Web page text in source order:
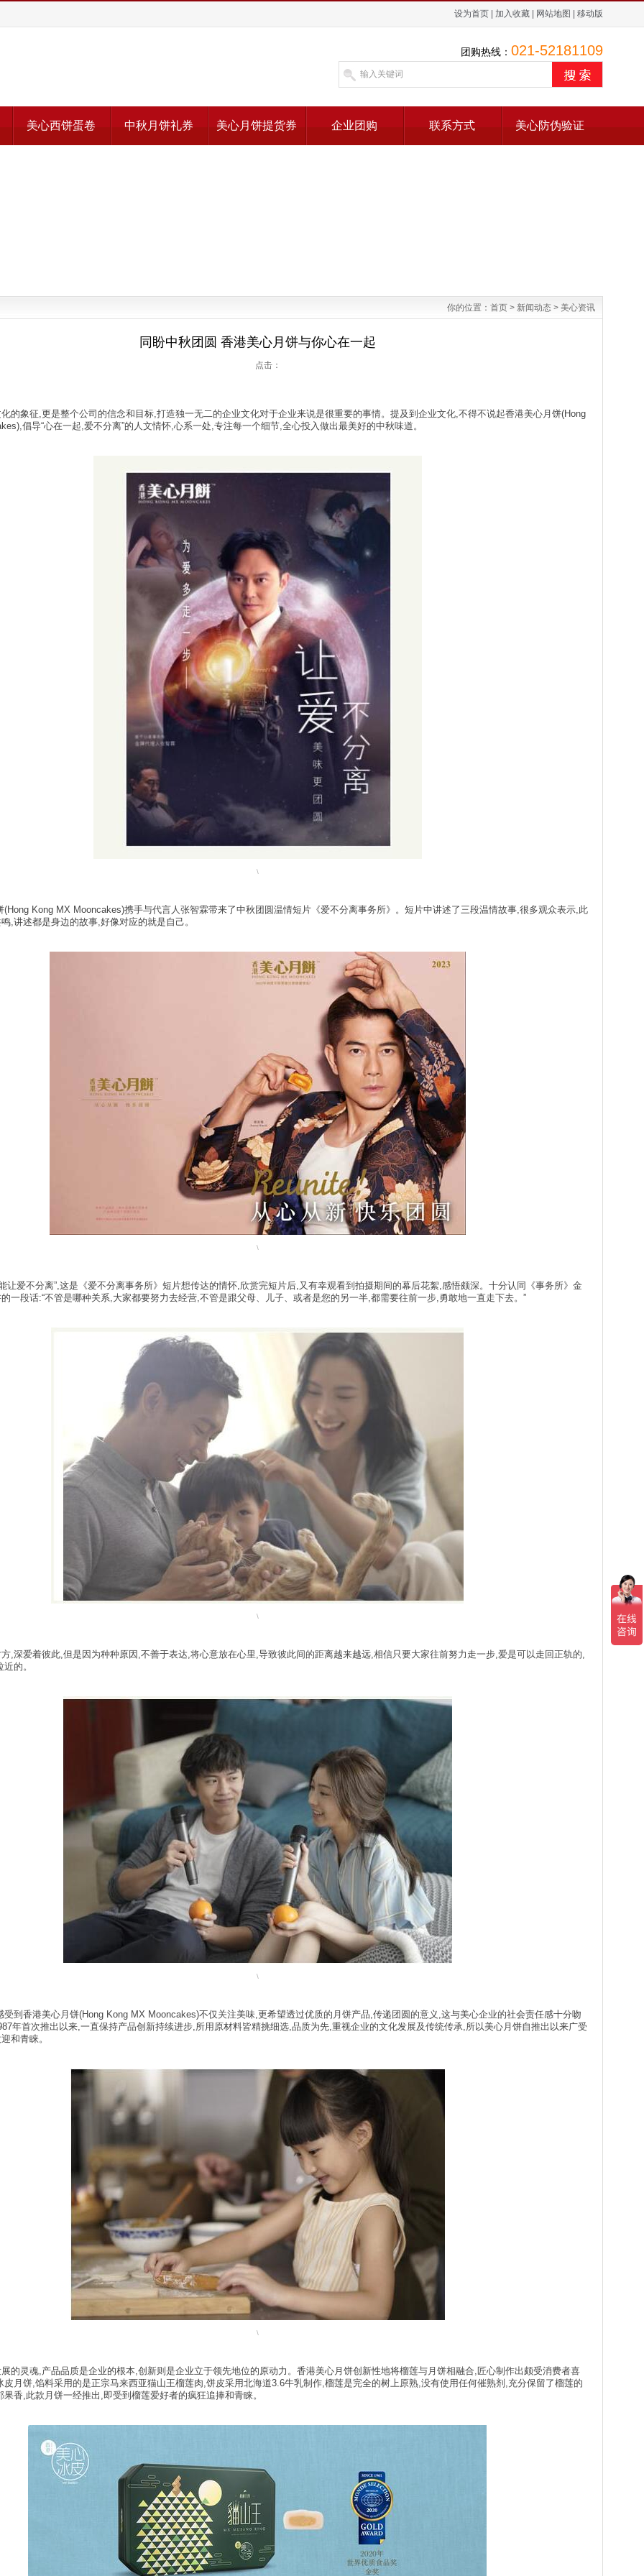
设为首页 加入收藏 网站地图 移动版
团购热线： 021-52181109
美心西饼蛋卷 中秋月饼礼券 美心月饼提货券 企业团购 联系方式 美心防伪验证
你的位置： 首页 > 新闻动态 > 美心资讯
同盼中秋团圆 香港美心月饼与你心在一起
点击：
的象征,更是整个公司的信念和目标,打造独一无二的企业文化对于企业来说是很重要的事情。提及到企业文化,不得不说起香港美心月饼(Hong
倡导“心在一起,爱不分离”的人文情怀,心系一处,专注每一个细节,全心投入做出最美好的中秋味道。
\
(Hong Kong MX Mooncakes)携手与代言人张智霖带来了中秋团圆温情短片《爱不分离事务所》。短片中讲述了三段温情故事,很多观众表示,此
,讲述都是身边的故事,好像对应的就是自己。
\
让爱不分离”,这是《爱不分离事务所》短片想传达的情怀,欣赏完短片后,又有幸观看到拍摄期间的幕后花絮,感悟颇深。十分认同《事务所》金
一段话:“不管是哪种关系,大家都要努力去经营,不管是跟父母、儿子、或者是您的另一半,都需要往前一步,勇敢地一直走下去。”
\
,深爱着彼此,但是因为种种原因,不善于表达,将心意放在心里,导致彼此间的距离越来越远,相信只要大家往前努力走一步,爱是可以走回正轨的,
的。
\
受到香港美心月饼(Hong Kong MX Mooncakes)不仅关注美味,更希望透过优质的月饼产品,传递团圆的意义,这与美心企业的社会责任感十分吻
年首次推出以来,一直保持产品创新持续进步,所用原材料皆精挑细选,品质为先,重视企业的文化发展及传统传承,所以美心月饼自推出以来广受
和青睐。
\
的灵魂,产品品质是企业的根本,创新则是企业立于领先地位的原动力。香港美心月饼创新性地将榴莲与月饼相融合,匠心制作出颇受消费者喜
皮月饼,馅料采用的是正宗马来西亚猫山王榴莲肉,饼皮采用北海道3.6牛乳制作,榴莲是完全的树上原熟,没有使用任何催熟剂,充分保留了榴莲的
香,此款月饼一经推出,即受到榴莲爱好者的疯狂追捧和青睐。